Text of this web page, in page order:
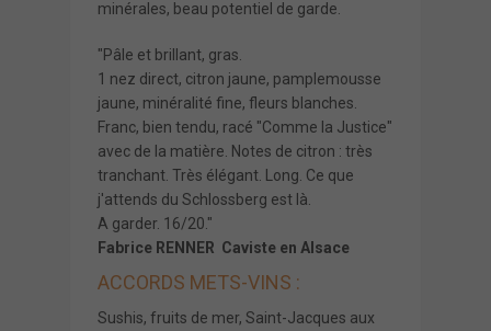
minérales, beau potentiel de garde.
"Pâle et brillant, gras.
1 nez direct, citron jaune, pamplemousse
jaune, minéralité fine, fleurs blanches.
Franc, bien tendu, racé "Comme la Justice"
avec de la matière. Notes de citron : très
tranchant. Très élégant. Long. Ce que
j'attends du Schlossberg est là.
A garder. 16/20."
Fabrice RENNER Caviste en Alsace
ACCORDS METS-VINS :
Sushis, fruits de mer, Saint-Jacques aux